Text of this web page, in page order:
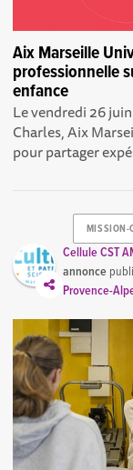
Aix Marseille
professionnelle
enfance
Le vendredi 26
Charles, Aix
pour partager
MISSION-
Cellule CST
annonce
Provence-